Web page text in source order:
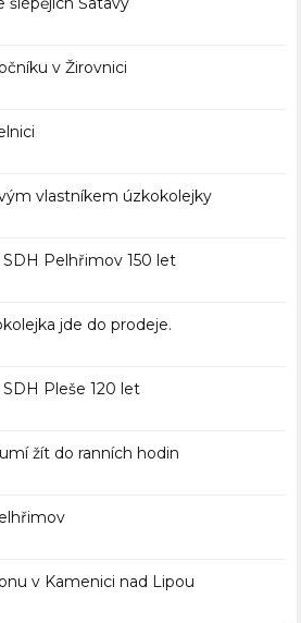
v Žirovnici
vlastníkem úzkokolejky
Pelhřimov 150 let
jde do prodeje.
Pleše 120 let
žít do ranních hodin
v Kamenici nad Lipou